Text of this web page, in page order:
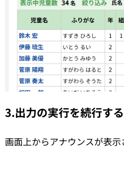
3.出力の実行を続行する
画面上からアナウンスが表